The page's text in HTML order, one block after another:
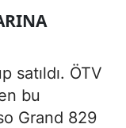
satıldı. ÖTV
bu
Grand 829